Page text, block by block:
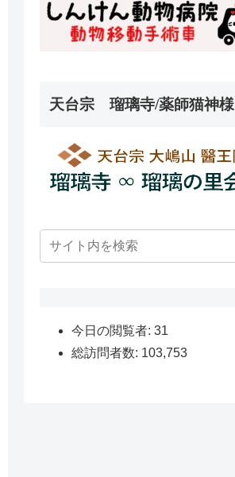
天台宗 瑠璃寺/薬師猫神様
今日の閲覧者: 31
総訪問者数: 103,753